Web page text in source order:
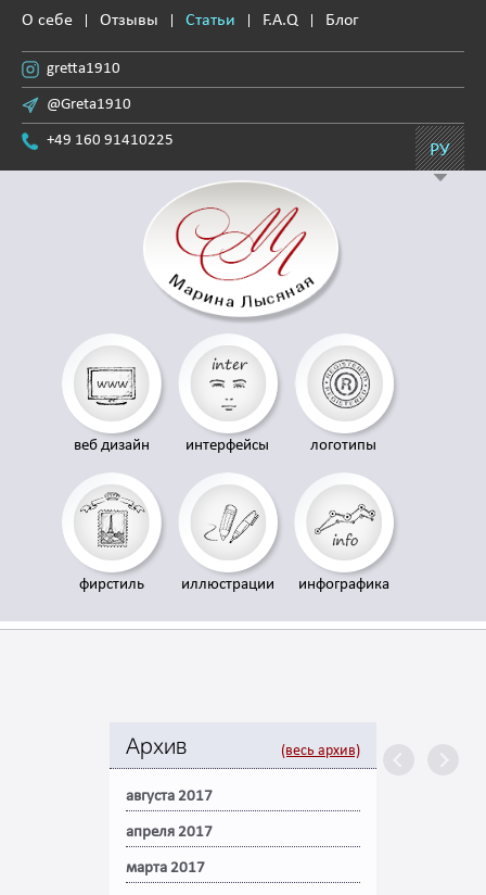
О себе Отзывы Статьи F.A.Q Блог
gretta1910
@Greta1910
+49 160 91410225 РУ
веб дизайн интерфейсы логотипы
фирстиль иллюстрации инфографика
Архив (весь архив)
августа 2017
апреля 2017
марта 2017